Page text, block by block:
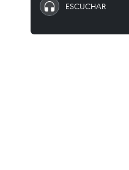
ESCUCHAR